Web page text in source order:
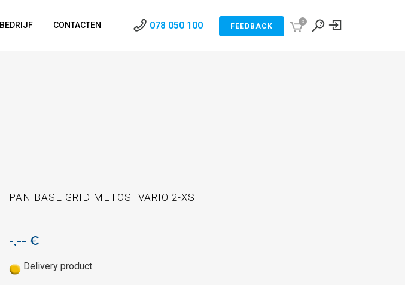
0
078 050 100 FEEDBACK
BEDRIJF CONTACTEN
PAN BASE GRID METOS IVARIO 2-XS
-,-- €
Delivery product